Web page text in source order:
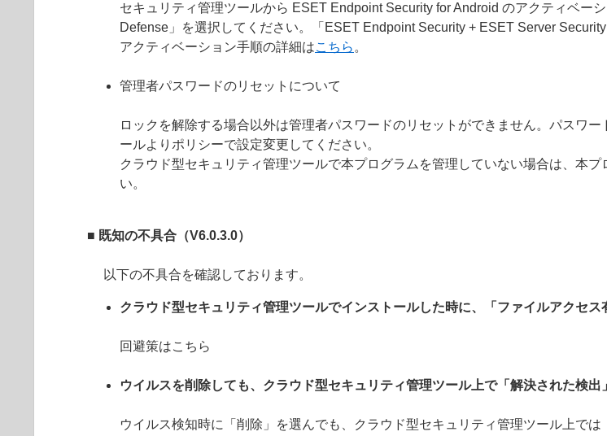
セキュリティ管理ツールから ESET Endpoint Security for Android のアクティベー
Defense」を選択してください。「ESET Endpoint Security + ESET Server
アクティベーション手順の詳細はこちら 。
管理者パスワードのリセットについて
ロックを解除する場合以外は管理者パスワードのリセットができません。パスワー
ールよりポリシーで設定変更してください。
クラウド型セキュリティ管理ツールで本プログラムを管理していない場合は、本
い。
■ 既知の不具合（V6.0.3.0）
以下の不具合を確認しております。
クラウド型セキュリティ管理ツールでインストールした時に、「ファイルアクセ
回避策はこちら
ウイルスを削除しても、クラウド型セキュリティ管理ツール上で「解決された検出
ウイルス検知時に「削除」を選んでも、クラウド型セキュリティ管理ツール上で